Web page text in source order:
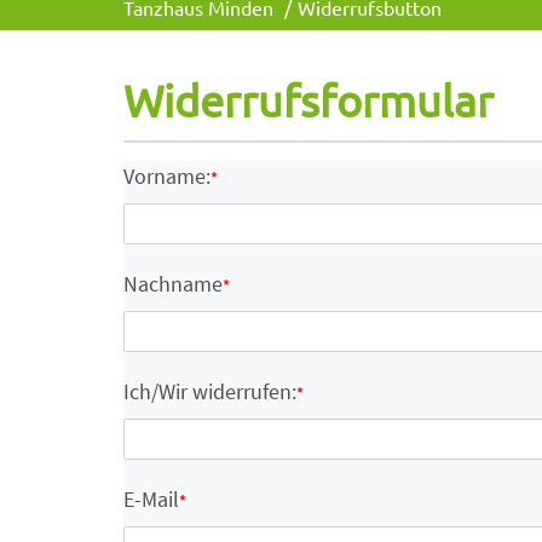
Tanzhaus Minden Widerrufsbutton
Widerrufsformular